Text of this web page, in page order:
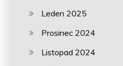
Leden 2025
Prosinec 2024
Listopad 2024